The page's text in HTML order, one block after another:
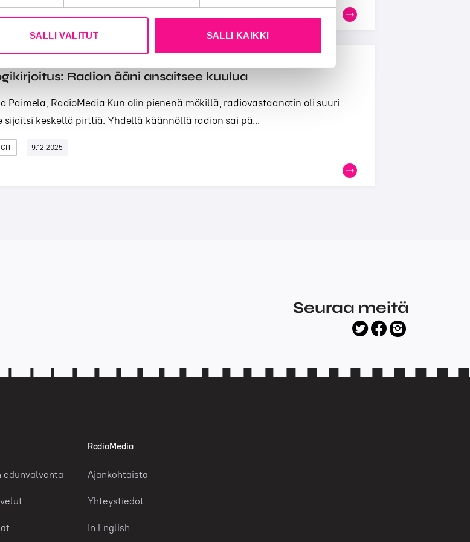
SALLI VALITUT SALLI KAIKKI
Radion ääni ansaitsee kuulua
Paimela, RadioMedia Kun olin pienenä mökillä, radiovastaanotin oli suuri
sijaitsi keskellä pirttiä. Yhdellä käännöllä radion sai pä...
9.12.2025
Seuraa meitä
twitter
facebook
instagram
edunvalvonta
RadioMedia
Ajankohtaista
Yhteystiedot
In English